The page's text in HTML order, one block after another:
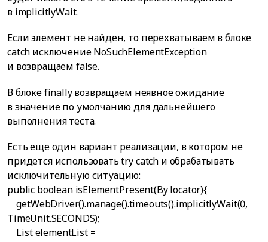
в implicitlyWait.
Если элемент не найден, то перехватываем в блоке
catch исключение NoSuchElementException
и возвращаем false.
В блоке finally возвращаем неявное ожидание
в значение по умолчанию для дальнейшего
выполнения теста.
Есть еще один вариант реализации, в котором не
придется использовать try catch и обрабатывать
исключительную ситуацию:
public boolean isElementPresent(By locator){
getWebDriver().manage().timeouts().implicitlyWait(0,
TimeUnit.SECONDS);
ListelementList =